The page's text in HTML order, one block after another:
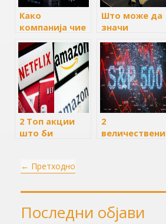
Како
компанија чие
не можете да
го изговорите
сега вреди
повеќе од
Apple
Што може да
значи
на Трамп за
доларот и
берзата
2 Топ акции
што би
крајот на 2024
2
величествени
ги засекогаш
← Претходно
Последни објави